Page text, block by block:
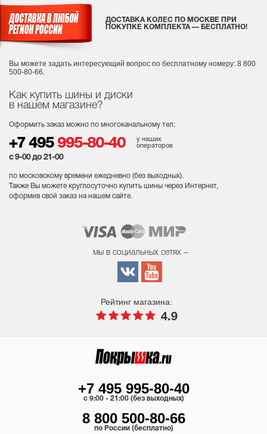
Как купить шины и диски
в нашем магазине?
Оформить заказ можно по многоканальному тел:
+7 495 995-80-40
у наших
операторов
с 9-00 до 21-00
по московскому времени ежедневно (без выходных).
Также Вы можете круглосуточно купить шины через Интернет,
оформив свой заказ на нашем сайте.
ДОСТАВКА КОЛЕС ПО МОСКВЕ ПРИ
ПОКУПКЕ КОМПЛЕКТА — БЕСПЛАТНО!
Вы можете задать интересующий вопрос по бесплатному номеру: 8 800
500-80-66.
мы в социальных сетях –
Рейтинг магазина:
4.9
+7 495 995-80-40
c 9:00 - 21:00 (без выходных)
8 800 500-80-66
по России (бесплатно)